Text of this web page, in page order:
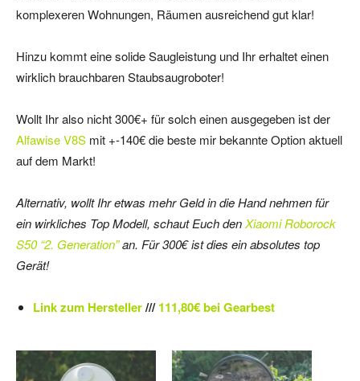
komplexeren Wohnungen, Räumen ausreichend gut klar!
Hinzu kommt eine solide Saugleistung und Ihr erhaltet einen
wirklich brauchbaren Staubsaugroboter!
Wollt Ihr also nicht 300€+ für solch einen ausgegeben ist der
Alfawise V8S mit +-140€ die beste mir bekannte Option aktuell
auf dem Markt!
Alternativ, wollt Ihr etwas mehr Geld in die Hand nehmen für
ein wirkliches Top Modell, schaut Euch denXiaomi Roborock
S50 “2. Generation”an. Für 300€ ist dies ein absolutes top
Gerät!
Link zum Hersteller///111,80€ bei Gearbest